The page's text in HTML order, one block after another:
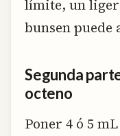
límite, un
bunsen
Segunda
octeno
Poner 4 ó 5